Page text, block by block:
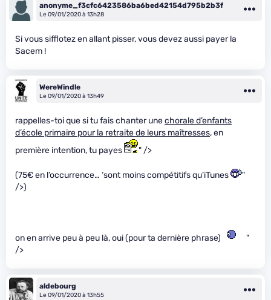
anonyme_f3cfc6423586ba6bed42154d795b2b3f
Le 09/01/2020 à 13h28
Si vous sifflotez en allant pisser, vous devez aussi payer la
Sacem !
WereWindle
Le 09/01/2020 à 13h49
rappelles-toi que si tu fais chanter unechorale d’enfants
d’école primaire pour la retraite de leurs maîtresses, en
première intention, tu payes
" />
(75€ en l’occurrence… ‘sont moins compétitifs qu’iTunes
"
/>)
on en arrive peu à peu là, oui (pour ta dernière phrase)
"
/>
aldebourg
Le 09/01/2020 à 13h55